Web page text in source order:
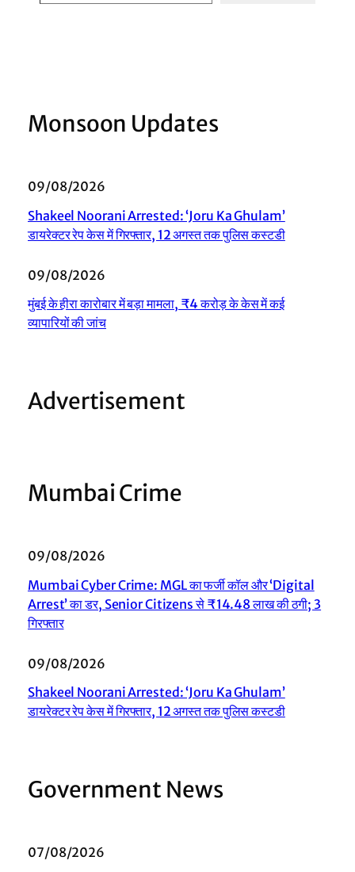
Monsoon Updates
09/08/2026
Shakeel Noorani Arrested: ‘Joru Ka Ghulam’
डायरेक्टर रेप केस में गिरफ्तार, 12 अगस्त तक पुलिस कस्टडी
09/08/2026
मुंबई के हीरा कारोबार में बड़ा मामला, ₹4 करोड़ के केस में कई
व्यापारियों की जांच
Advertisement
Mumbai Crime
09/08/2026
Mumbai Cyber Crime: MGL का फर्जी कॉल और ‘Digital
Arrest’ का डर, Senior Citizens से ₹14.48 लाख की ठगी; 3
गिरफ्तार
09/08/2026
Shakeel Noorani Arrested: ‘Joru Ka Ghulam’
डायरेक्टर रेप केस में गिरफ्तार, 12 अगस्त तक पुलिस कस्टडी
Government News
07/08/2026